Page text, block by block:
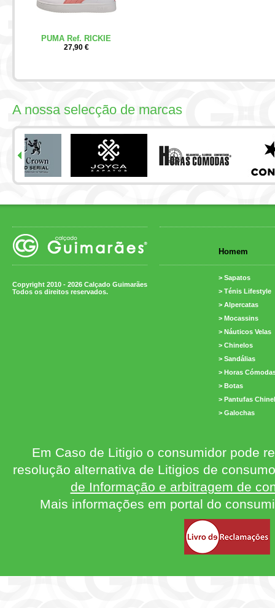
PUMA Ref. RICKIE
27,90 €
A nossa selecção de marcas
Copyright 2010 - 2026 Calçado Guimarães
Todos os direitos reservados.
Homem
> Sapatos
> Ténis Lifestyle
> Alpercatas
> Mocassins
> Náuticos Velas
> Chinelos
> Sandálias
> Horas
> Botas
> Pantufas
> Galochas
Em Caso de Litigio o consumidor pode
resolução alternativa de Litigios de
de Informação e arbitragem de
Mais informações em portal do